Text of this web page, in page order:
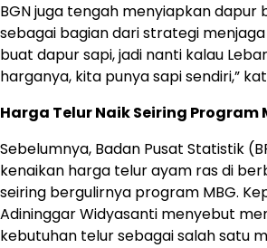
BGN juga tengah menyiapkan dapur
sebagai bagian dari strategi menjaga
buat dapur sapi, jadi nanti kalau
harganya, kita punya sapi sendiri,”
Harga Telur Naik Seiring Program
Sebelumnya, Badan Pusat Statistik
kenaikan harga telur ayam ras di
seiring bergulirnya program MBG.
Adininggar Widyasanti menyebut
kebutuhan telur sebagai salah satu